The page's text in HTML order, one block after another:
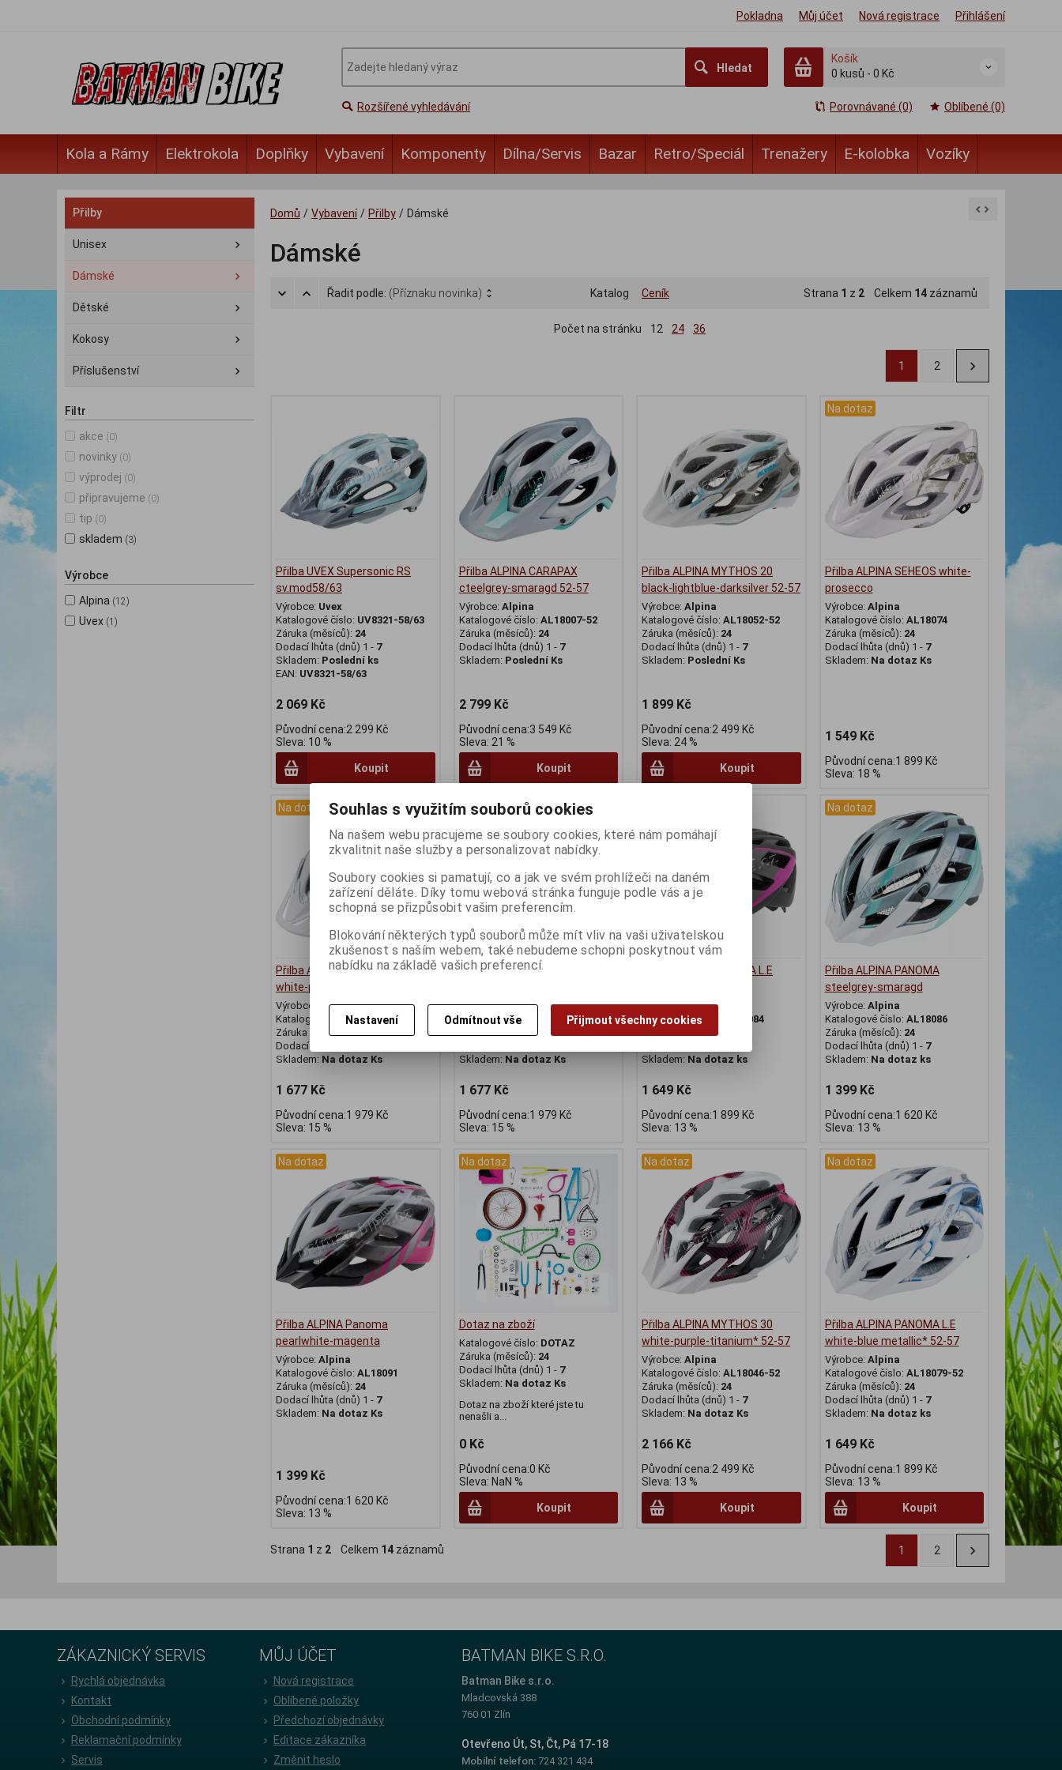
Pokladna Můj účet Nová registrace Přihlášení
Hledat
Košík
0 kusů - 0 Kč
Rozšířené vyhledávání Porovnávané (0) Oblíbené (0)
Kola a Rámy Elektrokola Doplňky Vybavení Komponenty Dílna/Servis Bazar Retro/Speciál Trenažery E-kolobka Vozíky
Přilby
Unisex
Dámské
Dětské
Kokosy
Příslušenství
Filtr
akce (0)
novinky (0)
výprodej (0)
připravujeme (0)
tip (0)
skladem (3)
Výrobce
Alpina (12)
Uvex (1)
Domů / Vybavení / Přilby / Dámské
Dámské
Řadit podle: (Příznaku novinka) Katalog Ceník Strana 1 z 2 Celkem 14 záznamů
Počet na stránku 12 24 36
1 2
Přilba UVEX Supersonic RS
sv.mod58/63
Výrobce: Uvex
Katalogové číslo: UV8321-58/63
Záruka (měsíců): 24
Dodací lhůta (dnů) 1 - 7
Skladem: Poslední ks
EAN: UV8321-58/63
2 069 Kč
Původní cena:2 299 Kč
Sleva: 10 %
Koupit
Přilba ALPINA CARAPAX
cteelgrey-smaragd 52-57
Výrobce: Alpina
Katalogové číslo: AL18007-52
Záruka (měsíců): 24
Dodací lhůta (dnů) 1 -7
Skladem: Poslední Ks
2 799 Kč
Původní cena:3 549 Kč
Sleva: 21 %
Koupit
Přilba ALPINA MYTHOS 20
black-lightblue-darksilver 52-57
Výrobce: Alpina
Katalogové číslo: AL18052-52
Záruka (měsíců): 24
Dodací lhůta (dnů) 1 - 7
Skladem: Poslední Ks
1 899 Kč
Původní cena:2 499 Kč
Sleva: 24 %
Koupit
Na dotaz
Přilba ALPINA SEHEOS white-
prosecco
Výrobce: Alpina
Katalogové číslo: AL18074
Záruka (měsíců): 24
Dodací lhůta (dnů) 1 -7
Skladem: Na dotaz Ks
1 549 Kč
Původní cena:1 899 Kč
Sleva: 18 %
Na dotaz
Přilba ALPINA SEHEOS L.E.
white-prosecco
Výrobce:
Alpina
Katalogové číslo:AL18069
Záruka (měsíců):24
Dodací lhůta (dnů) 1 -
Skladem: Na dotaz Ks
1 677 Kč
Původní cena:1 979 Kč
Sleva: 15 %
Na dotaz
Přilba ALPINA SEHEOS L.E.
Výrobce:Alpina
Katalogové číslo:
AL18070
Záruka (měsíců):24
Skladem: Na dotaz Ks
1 677 Kč
Původní cena:1 979 Kč
Sleva: 15 %
Přilba ALPINA PANOMA L.E
Výrobce:Alpina
Katalogové číslo:
AL18084
Záruka (měsíců):
Skladem: Na dotaz ks
1 649 Kč
Původní cena:1 899 Kč
Sleva: 13 %
Na dotaz
Přilba ALPINA PANOMA
steelgrey-smaragd
Výrobce: Alpina
Katalogové číslo: AL18086
Záruka (měsíců): 24
Dodací lhůta (dnů) 1 -7
Skladem: Na dotaz ks
1 399 Kč
Původní cena:1 620 Kč
Sleva: 13 %
Na dotaz
Přilba ALPINA Panoma
pearlwhite-magenta
Výrobce: Alpina
Katalogové číslo: AL18091
Záruka (měsíců): 24
Dodací lhůta (dnů) 1 - 7
Skladem: Na dotaz Ks
1 399 Kč
Původní cena:1 620 Kč
Sleva: 13 %
Na dotaz
Dotaz na zboží
Katalogové číslo: DOTAZ
Záruka (měsíců): 24
Dodací lhůta (dnů) 1 -7
Skladem: Na dotaz Ks
Dotaz na zboží které jste tu
nenašli a...
0 Kč
Původní cena:0 Kč
Sleva: NaN %
Koupit
Na dotaz
Přilba ALPINA MYTHOS 30
white-purple-titanium* 52-57
Výrobce: Alpina
Katalogové číslo: AL18046-52
Záruka (měsíců): 24
Dodací lhůta (dnů) 1 - 7
Skladem: Na dotaz Ks
2 166 Kč
Původní cena:2 499 Kč
Sleva: 13 %
Koupit
Na dotaz
Přilba ALPINA PANOMA L.E
white-blue metallic* 52-57
Výrobce: Alpina
Katalogové číslo: AL18079-52
Záruka (měsíců): 24
Dodací lhůta (dnů) 1 -7
Skladem: Na dotaz ks
1 649 Kč
Původní cena:1 899 Kč
Sleva: 13 %
Koupit
Strana 1 z 2 Celkem 14 záznamů 1 2
ZÁKAZNICKÝ SERVIS
Rychlá objednávka
Kontakt
Obchodní podmínky
Reklamační podmínky
Servis
MŮJ ÚČET
Nová registrace
Oblíbené položky
Předchozí objednávky
Editace zákazníka
Změnit heslo
BATMAN BIKE S.R.O.
Batman Bike s.r.o.
Mladcovská 388
760 01 Zlín
Otevřeno Út, St, Čt, Pá 17-18
Mobilní telefon:724 321 434
Souhlas s využitím souborů cookies
Na našem webu pracujeme se soubory cookies, které nám pomáhají
zkvalitnit naše služby a personalizovat nabídky.
Soubory cookies si pamatují, co a jak ve svém prohlížeči na daném
zařízení děláte. Díky tomu webová stránka funguje podle vás a je
schopná se přizpůsobit vašim preferencím.
Blokování některých typů souborů může mít vliv na vaši uživatelskou
zkušenost s naším webem, také nebudeme schopni poskytnout vám
nabídku na základě vašich preferencí.
Nastavení Odmítnout vše Přijmout všechny cookies